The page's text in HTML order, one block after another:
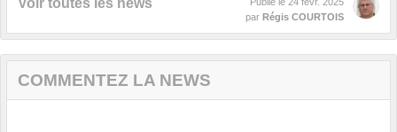
par Régis COURTOIS
COMMENTEZ LA NEWS